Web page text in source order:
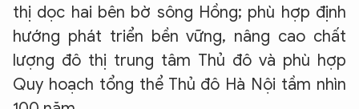
thị dọc hai bên bờ sông Hồng; phù hợp định
hướng phát triển bền vững, nâng cao chất
lượng đô thị trung tâm Thủ đô và phù hợp
Quy hoạch tổng thể Thủ đô Hà Nội tầm nhìn